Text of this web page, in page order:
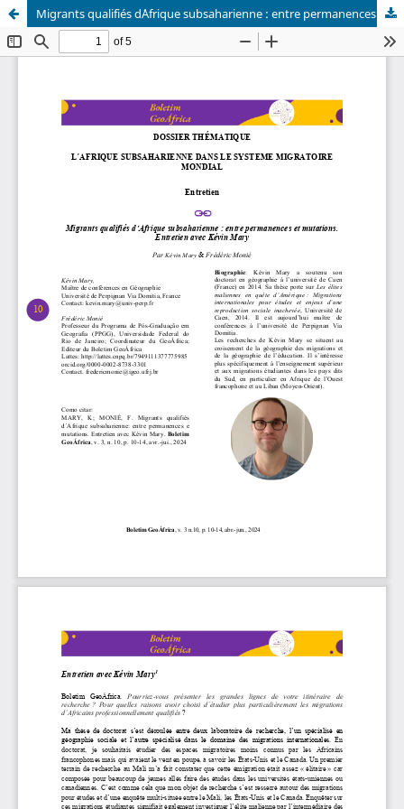
Migrants qualifiés d´Afrique subsaharienne : entre permanences et mutations. Entretien avec Kévin Mary